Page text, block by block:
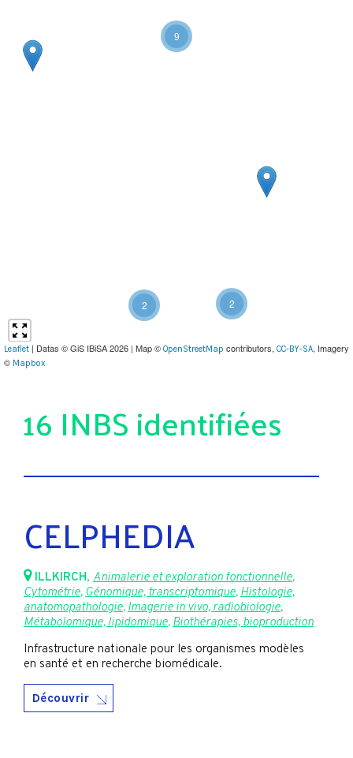
2
2
9
Leaflet | Datas © GiS IBiSA 2026 | Map © OpenStreetMap contributors, CC-BY-SA, Imagery
© Mapbox
16 INBS identifiées
CELPHEDIA
ILLKIRCH, Animalerie et exploration fonctionnelle,
Cytométrie,Génomique, transcriptomique,Histologie,
anatomopathologie,Imagerie in vivo, radiobiologie,
Métabolomique, lipidomique,Biothérapies, bioproduction
Infrastructure nationale pour les organismes modèles
en santé et en recherche biomédicale.
Découvrir